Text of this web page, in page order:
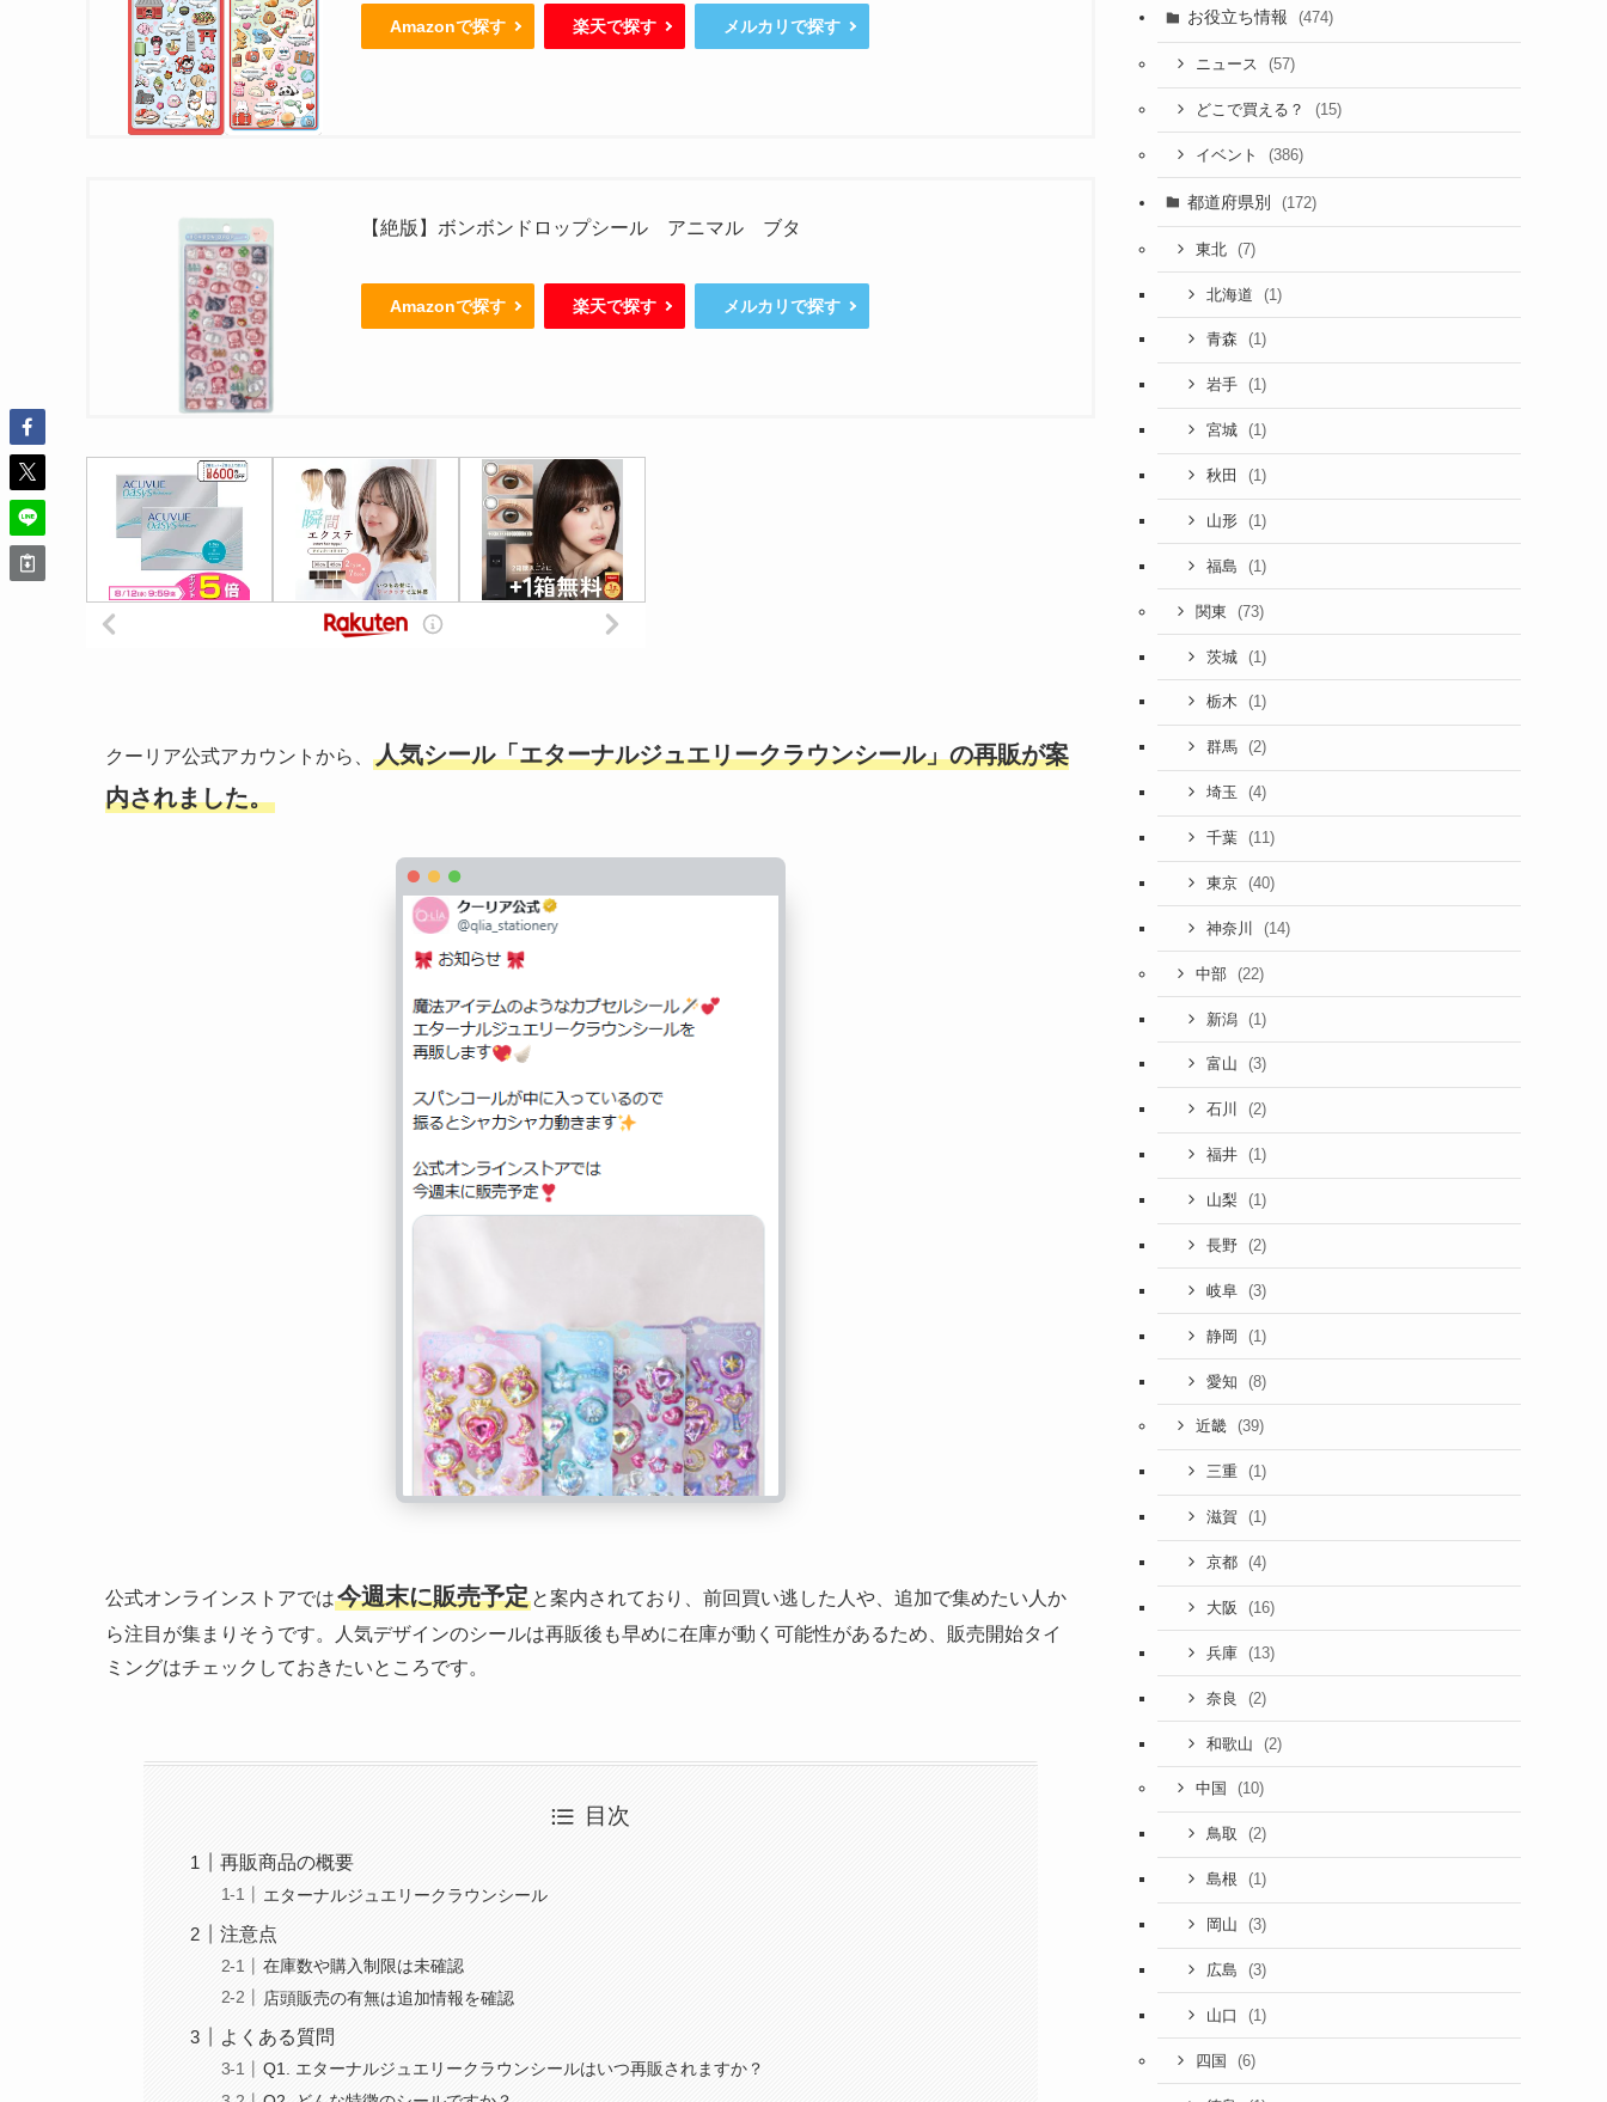
Amazonで探す 楽天で探す メルカリで探す
【絶版】ボンボンドロップシール アニマル ブタ
Amazonで探す 楽天で探す メルカリで探す
クーリア公式アカウントから、
人気シール「エターナルジュエリークラウンシール」の再販が案
内されました。
公式オンラインストアでは今週末に販売予定 と案内されており、前回買い逃した人や、追加で集めたい人か
ら注目が集まりそうです。人気デザインのシールは再販後も早めに在庫が動く可能性があるため、販売開始タイ
ミングはチェックしておきたいところです。
目次
再販商品の概要
エターナルジュエリークラウンシール
注意点
在庫数や購入制限は未確認
店頭販売の有無は追加情報を確認
よくある質問
Q1. エターナルジュエリークラウンシールはいつ再販されますか？
お役立ち情報 (474)
ニュース (57)
どこで買える？ (15)
イベント (386)
都道府県別 (172)
東北 (7)
北海道 (1)
青森 (1)
岩手 (1)
宮城 (1)
秋田 (1)
山形 (1)
福島 (1)
関東 (73)
茨城 (1)
栃木 (1)
群馬 (2)
埼玉 (4)
千葉 (11)
東京 (40)
神奈川 (14)
中部 (22)
新潟 (1)
富山 (3)
石川 (2)
福井 (1)
山梨 (1)
長野 (2)
岐阜 (3)
静岡 (1)
愛知 (8)
近畿 (39)
三重 (1)
滋賀 (1)
京都 (4)
大阪 (16)
兵庫 (13)
奈良 (2)
和歌山 (2)
中国 (10)
鳥取 (2)
島根 (1)
岡山 (3)
広島 (3)
山口 (1)
四国 (6)